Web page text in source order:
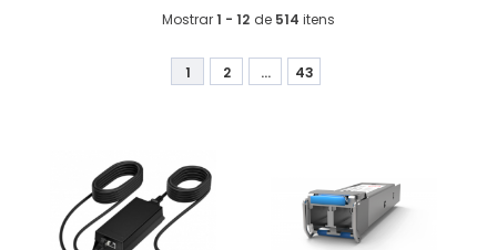
Mostrar1 - 12 de 514 itens
1 2 ... 43